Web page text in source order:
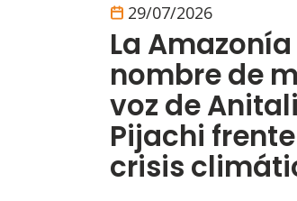
29/07/2026
La
nombre de
voz de
Pijachi
crisis